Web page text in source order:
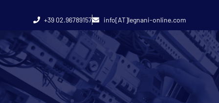
+39 02.96789157 info[AT]legnani-online.com